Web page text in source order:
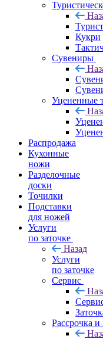
Кукри
Сувениры
Уцененные
Распродажа
Кухонные
ножи
Разделочные
доски
Точилки
Подставки
для ножей
Услуги
по заточке
Назад
Услуги
по заточке
Сервис
Рассрочка и